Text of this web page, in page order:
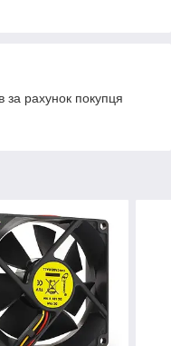
за рахунок покупця